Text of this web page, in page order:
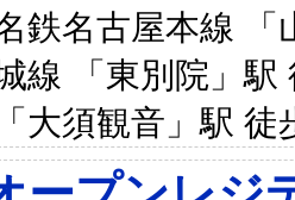
鉄名古屋本線 「
線 「東別院」駅
「大須観音」駅 徒